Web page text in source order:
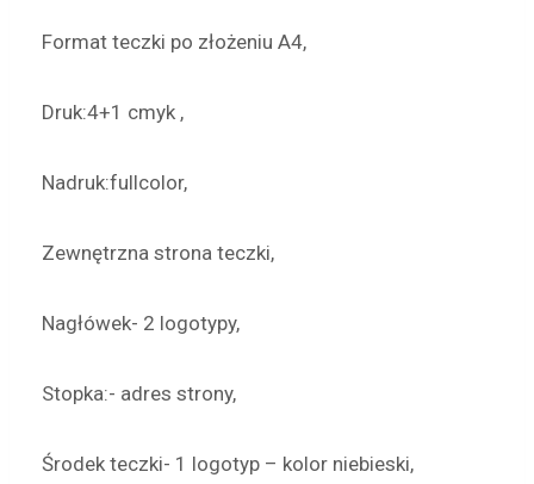
Format teczki po złożeniu A4,
Druk:4+1 cmyk ,
Nadruk:fullcolor,
Zewnętrzna strona teczki,
Nagłówek- 2 logotypy,
Stopka:- adres strony,
Środek teczki- 1 logotyp – kolor niebieski,